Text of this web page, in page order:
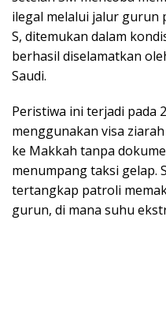
ilegal melalui jalur gurun
S, ditemukan dalam
berhasil diselamatkan
Saudi.
Peristiwa ini terjadi pada
menggunakan visa
ke Makkah tanpa
menumpang taksi gelap.
tertangkap patroli
gurun, di mana suhu